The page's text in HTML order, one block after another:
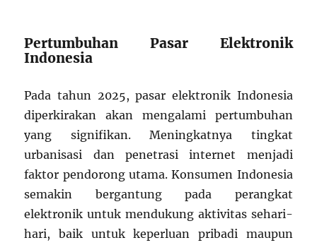
Pertumbuhan Pasar Elektronik
Indonesia
Pada tahun 2025, pasar elektronik Indonesia
diperkirakan akan mengalami pertumbuhan
yang signifikan. Meningkatnya tingkat
urbanisasi dan penetrasi internet menjadi
faktor pendorong utama. Konsumen Indonesia
semakin bergantung pada perangkat
elektronik untuk mendukung aktivitas sehari-
hari, baik untuk keperluan pribadi maupun